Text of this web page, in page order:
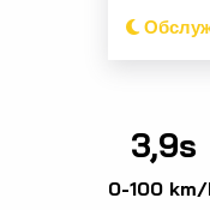
3,9s
0-100